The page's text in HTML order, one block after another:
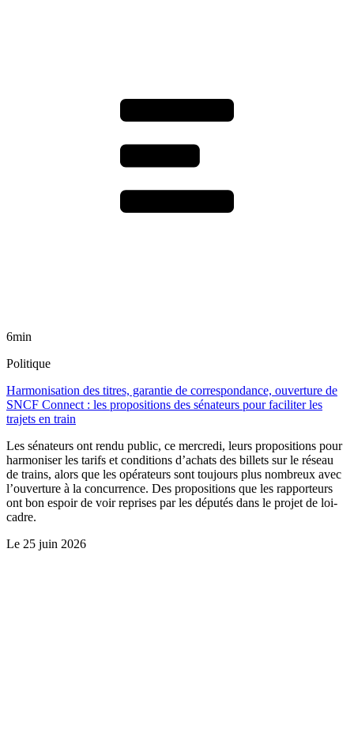
6min
Politique
Harmonisation des titres, garantie de correspondance, ouverture de
SNCF Connect : les propositions des sénateurs pour faciliter les
trajets en train
Les sénateurs ont rendu public, ce mercredi, leurs propositions pour
harmoniser les tarifs et conditions d’achats des billets sur le réseau
de trains, alors que les opérateurs sont toujours plus nombreux avec
l’ouverture à la concurrence. Des propositions que les rapporteurs
ont bon espoir de voir reprises par les députés dans le projet de loi-
cadre.
Le 25 juin 2026